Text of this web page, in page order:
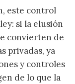
este control
si la elusión
convierten de
privadas, ya
y controles
de lo que la